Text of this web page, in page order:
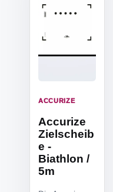
ACCURIZE
Accurize
Zielscheib
e -
Biathlon /
5m